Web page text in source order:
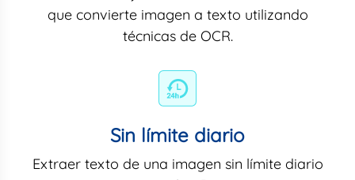
que convierte imagen a texto utilizando
técnicas de OCR.
Sin límite diario
Extraer texto de una imagen sin límite diario